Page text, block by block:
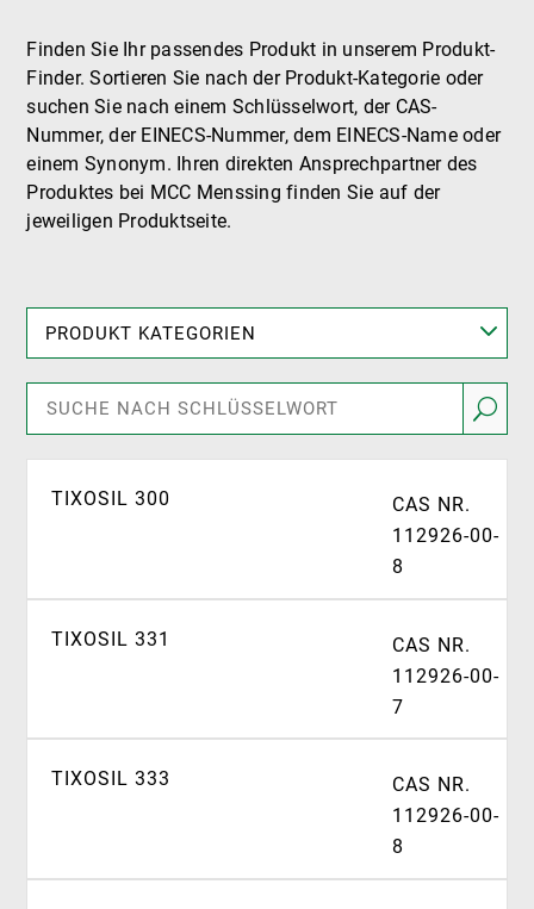
Finden Sie Ihr passendes Produkt in unserem Produkt-
Finder. Sortieren Sie nach der Produkt-Kategorie oder
suchen Sie nach einem Schlüsselwort, der CAS-
Nummer, der EINECS-Nummer, dem EINECS-Name oder
einem Synonym. Ihren direkten Ansprechpartner des
Produktes bei MCC Menssing finden Sie auf der
jeweiligen Produktseite.
PRODUKT KATEGORIEN
U
TIXOSIL 300
CAS NR.
112926-00-
8
TIXOSIL 331
CAS NR.
112926-00-
7
TIXOSIL 333
CAS NR.
112926-00-
8